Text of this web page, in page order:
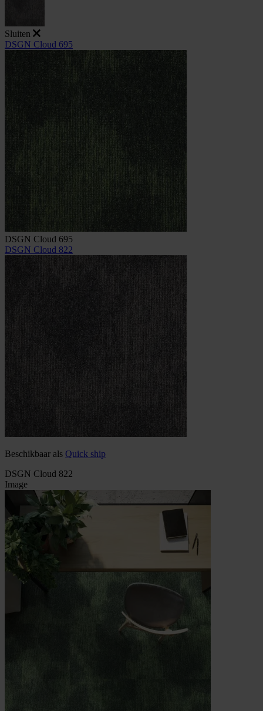
Sluiten
DSGN Cloud 695
DSGN Cloud 695
DSGN Cloud 822
Beschikbaar als Quick ship
DSGN Cloud 822
Image